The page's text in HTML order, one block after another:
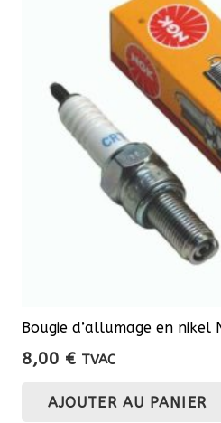
Bougie d’allumage en nikel
8,00 € TVAC
AJOUTER AU PANIER